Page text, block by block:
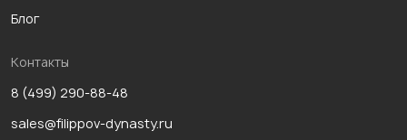
Блог
Контакты
8 (499) 290-88-48
sales@filippov-dynasty.ru